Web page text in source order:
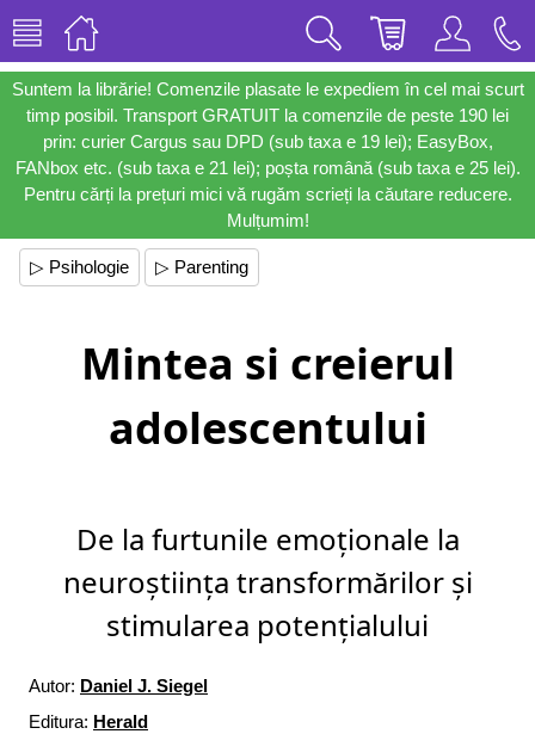
Suntem la librărie! Comenzile plasate le expediem în cel mai scurt
timp posibil. Transport GRATUIT la comenzile de peste 190 lei
prin: curier Cargus sau DPD (sub taxa e 19 lei); EasyBox,
FANbox etc. (sub taxa e 21 lei); poșta română (sub taxa e 25 lei).
Pentru cărți la prețuri mici vă rugăm scrieți la căutare reducere.
Mulțumim!
▷ Psihologie ▷ Parenting
Mintea si creierul
adolescentului
De la furtunile emoţionale la
neuroștiinţa transformărilor şi
stimularea potenţialului
Autor: Daniel J. Siegel
Editura: Herald